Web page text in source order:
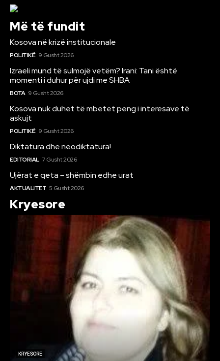
Më të fundit
Kosova në krizë institucionale
POLITIKË 9 Gusht 2026
Izraeli mund të sulmojë vetëm? Irani: Tani është
momenti i duhur për ujdi me SHBA
BOTA 9 Gusht 2026
Kosova nuk duhet të mbetet peng i interesave të
askujt
POLITIKË 9 Gusht 2026
Diktatura dhe neodiktatura!
EDITORIAL 7 Gusht 2026
Ujërat e qeta – shëmbin edhe urat
AKTUALITET 5 Gusht 2026
Kryesore
KRYESORE